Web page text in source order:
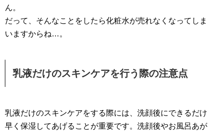
ん。
だって、そんなことをしたら化粧水が売れなくなってしま
いますからね…。
乳液だけのスキンケアを行う際の注意点
乳液だけのスキンケアをする際には、洗顔後にできるだけ
早く保湿してあげることが重要です。洗顔後やお風呂あが